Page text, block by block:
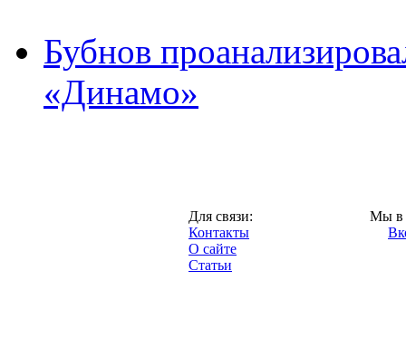
Бубнов
«Динамо»
Для связи:
Контакты
О сайте
Статьи
Мы в